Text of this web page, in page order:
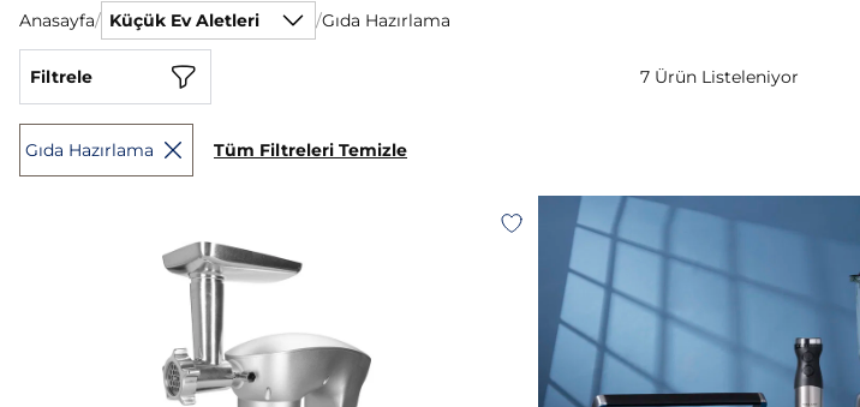
Anasayfa/ Küçük Ev Aletleri /Gıda Hazırlama
7 Ürün Listeleniyor
Filtrele
Gıda Hazırlama Tüm Filtreleri Temizle